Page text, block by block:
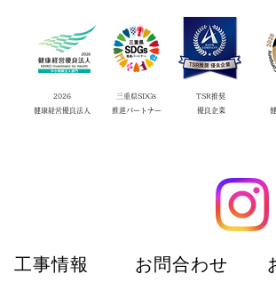
2026
​健康経営優良法人
三重県SDGs
​推進 パートナー
TSR推奨
​優良企業
工事情報 お問合わせ
工事情報 お問合わせ